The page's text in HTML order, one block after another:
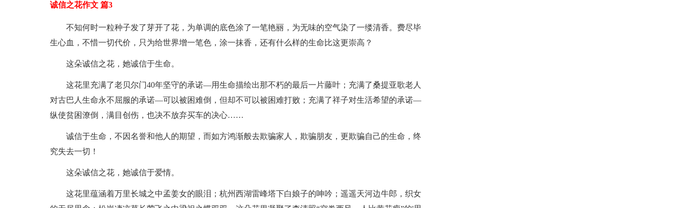
诚信之花作文 篇3
不知何时一粒种子发了芽开了花，为单调的底色涂了一笔艳丽，为无味的空气染了一缕清香。费尽毕
生心血，不惜一切代价，只为给世界增一笔色，涂一抹香，还有什么样的生命比这更崇高？
这朵诚信之花，她诚信于生命。
这花里充满了老贝尔门40年坚守的承诺—用生命描绘出那不朽的最后一片藤叶；充满了桑提亚歌老人
对古巴人生命永不屈服的承诺—可以被困难倒，但却不可以被困难打败；充满了祥子对生活希望的承诺—
纵使贫困潦倒，满目创伤，也决不放弃买车的决心……
诚信于生命，不因名誉和他人的期望，而如方鸿渐般去欺骗家人，欺骗朋友，更欺骗自己的生命，终
究失去一切！
这朵诚信之花，她诚信于爱情。
这花里蕴涵着万里长城之中孟姜女的眼泪；杭州西湖雷峰塔下白娘子的呻吟；遥遥天河边牛郎，织女